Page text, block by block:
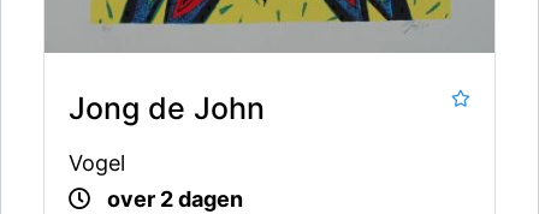
Jong de John
Vogel
over 2 dagen